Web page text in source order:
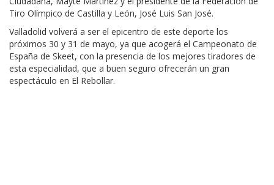
Tiro Olímpico de Castilla y León, José Luis San José.
Valladolid volverá a ser el epicentro de este deporte los
próximos 30 y 31 de mayo, ya que acogerá el Campeonato de
España de Skeet, con la presencia de los mejores tiradores de
esta especialidad, que a buen seguro ofrecerán un gran
espectáculo en El Rebollar.